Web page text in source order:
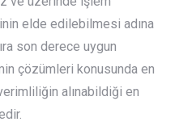
elde edilebilmesi adına
son derece uygun
çözümleri konusunda en
alınabildiği en